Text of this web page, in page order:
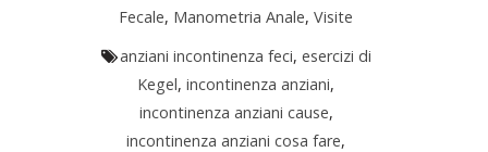
Fecale, Manometria Anale,Visite
anziani incontinenza feci, esercizi di
Kegel,incontinenza anziani,
incontinenza anziani cause,
incontinenza anziani cosa fare,